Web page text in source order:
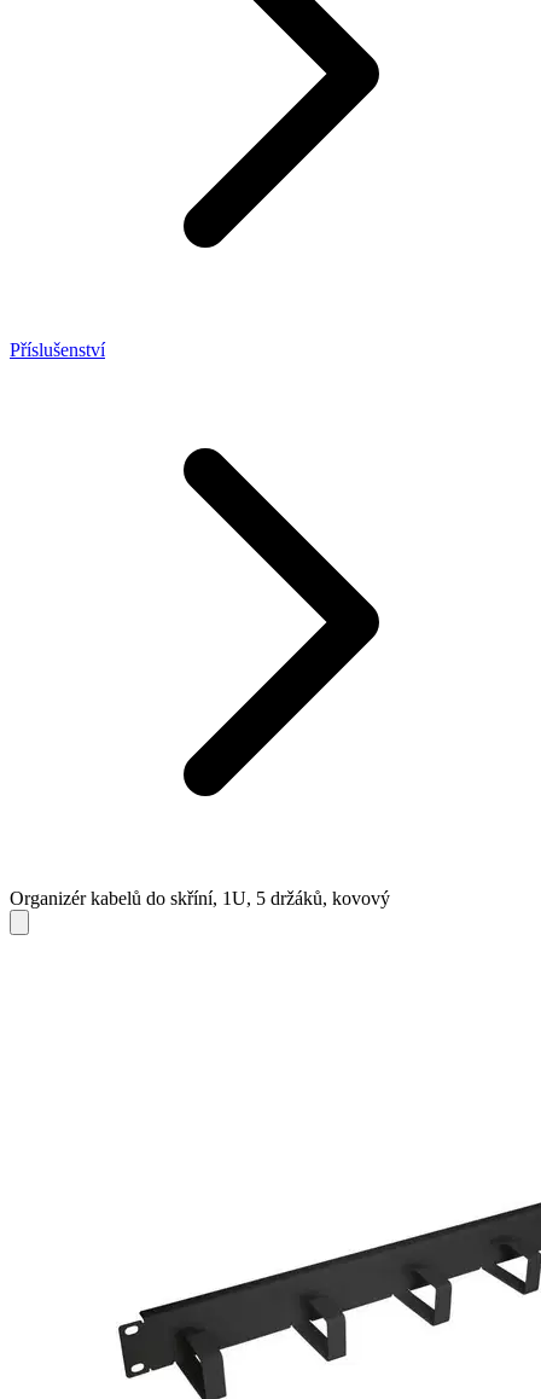
Příslušenství
Organizér kabelů do skříní, 1U, 5 držáků, kovový